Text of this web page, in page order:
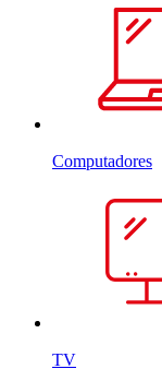
Computadores
TV